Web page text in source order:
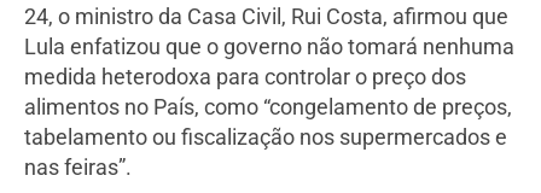
24, o ministro da Casa Civil, Rui Costa, afirmou que
Lula enfatizou que o governo não tomará nenhuma
medida heterodoxa para controlar o preço dos
alimentos no País, como “congelamento de preços,
tabelamento ou fiscalização nos supermercados e
nas feiras”.